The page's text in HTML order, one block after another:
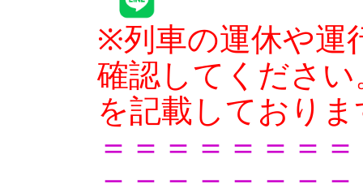
※列車の運休や運
確認してくださ
を記載しておりま
＝＝＝＝＝＝＝